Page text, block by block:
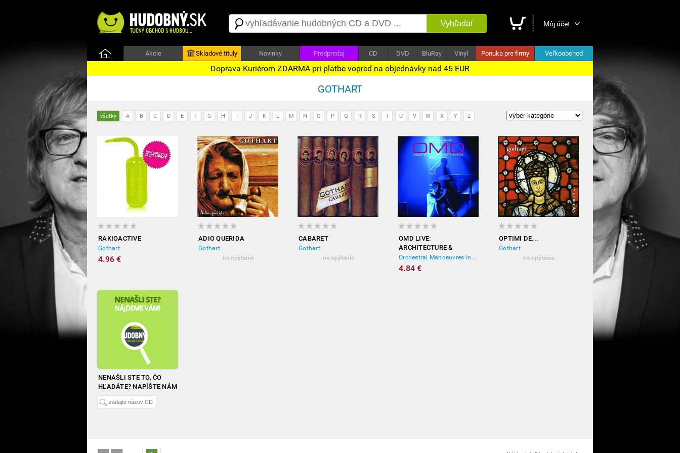
Vyhľadať Môj účet
Akcie Skladové tituly Novinky Predpredaj CD DVD BluRay Vinyl Ponuka pre firmy Veľkoobchod
Doprava Kuriérom ZDARMA pri platbe vopred na objednávky nad 45 EUR
GOTHART
všetky A B C D E F G H I J K L M N O P Q R S T U V W X Y Z
RAKIOACTIVE
Gothart
4.96 €
ADIO QUERIDA
Gothart
na opýtanie
CABARET
Gothart
na opýtanie
OMD LIVE:
ARCHITECTURE &
MORALITY & MORE
Orchestral Manoeuvres in the Dark
4.84 €
OPTIMI DE...
Gothart
na opýtanie
NENAŠLI STE TO, ČO
HĽADÁTE? NAPÍŠTE NÁM